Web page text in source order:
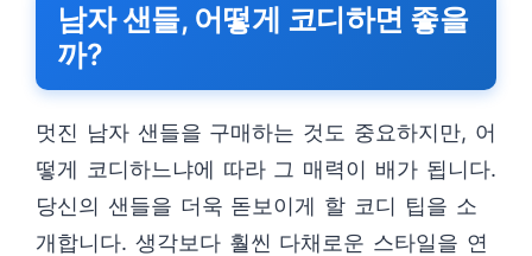
남자 샌들, 어떻게 코디하면 좋을
까?
멋진 남자 샌들을 구매하는 것도 중요하지만, 어
떻게 코디하느냐에 따라 그 매력이 배가 됩니다.
당신의 샌들을 더욱 돋보이게 할 코디 팁을 소
개합니다. 생각보다 훨씬 다채로운 스타일을 연